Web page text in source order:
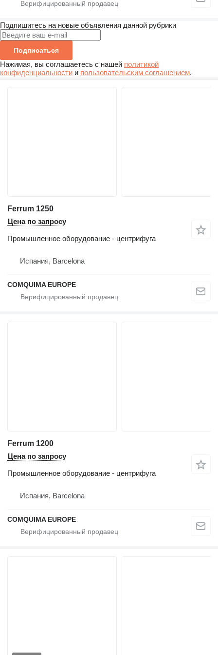
Подпишитесь на новые объявления данной рубрики
Подписаться
Нажимая, вы соглашаетесь с нашей политикой
конфиденциальности и пользовательским соглашением.
Ferrum 1250
Цена по запросу
Промышленное оборудование - центрифуга
Испания, Barcelona
COMQUIMA EUROPE
Ferrum 1200
Цена по запросу
Промышленное оборудование - центрифуга
Испания, Barcelona
COMQUIMA EUROPE